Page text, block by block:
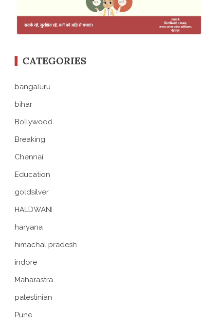
CATEGORIES
bangaluru
bihar
Bollywood
Breaking
Chennai
Education
goldsilver
HALDWANI
haryana
himachal pradesh
indore
Maharastra
palestinian
Pune